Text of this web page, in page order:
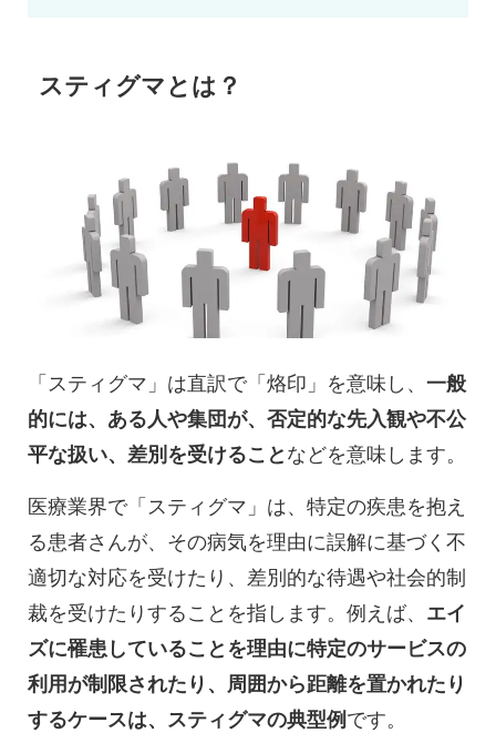
スティグマとは？
「スティグマ」は直訳で「烙印」を意味し、 一般
的には、ある人や集団が、否定的な先入観や不公
平な扱い、差別を受けることなどを意味します。
医療業界で「スティグマ」は、特定の疾患を抱え
る患者さんが、その病気を理由に誤解に基づく不
適切な対応を受けたり、差別的な待遇や社会的制
裁を受けたりすることを指します。例えば、 エイ
ズに罹患していることを理由に特定のサービスの
利用が制限されたり、周囲から距離を置かれたり
するケースは、スティグマの典型例です。